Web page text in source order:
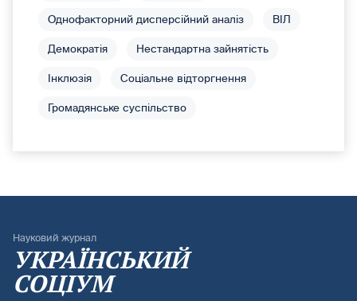
Однофакторний дисперсійний аналіз ВІЛ
Демократія Нестандартна зайнятість
Інклюзія Соціальне відторгнення
Громадянське суспільство
Науковий журнал
УКРАЇНСЬКИЙ
СОЦІУМ